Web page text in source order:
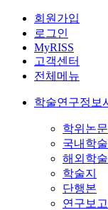
회원가입
로그인
MyRISS
고객센터
전체메뉴
학술연구정보
학위논문
국내학
해외학
학술지
단행본
연구보